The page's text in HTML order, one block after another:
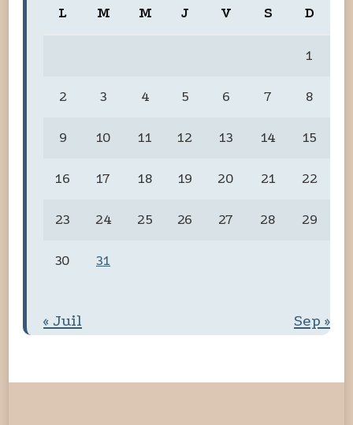
L M M J V S D
1
2 3 4 5 6 7 8
9 10 11 12 13 14 15
16 17 18 19 20 21 22
23 24 25 26 27 28 29
30 31
« Juil Sep »